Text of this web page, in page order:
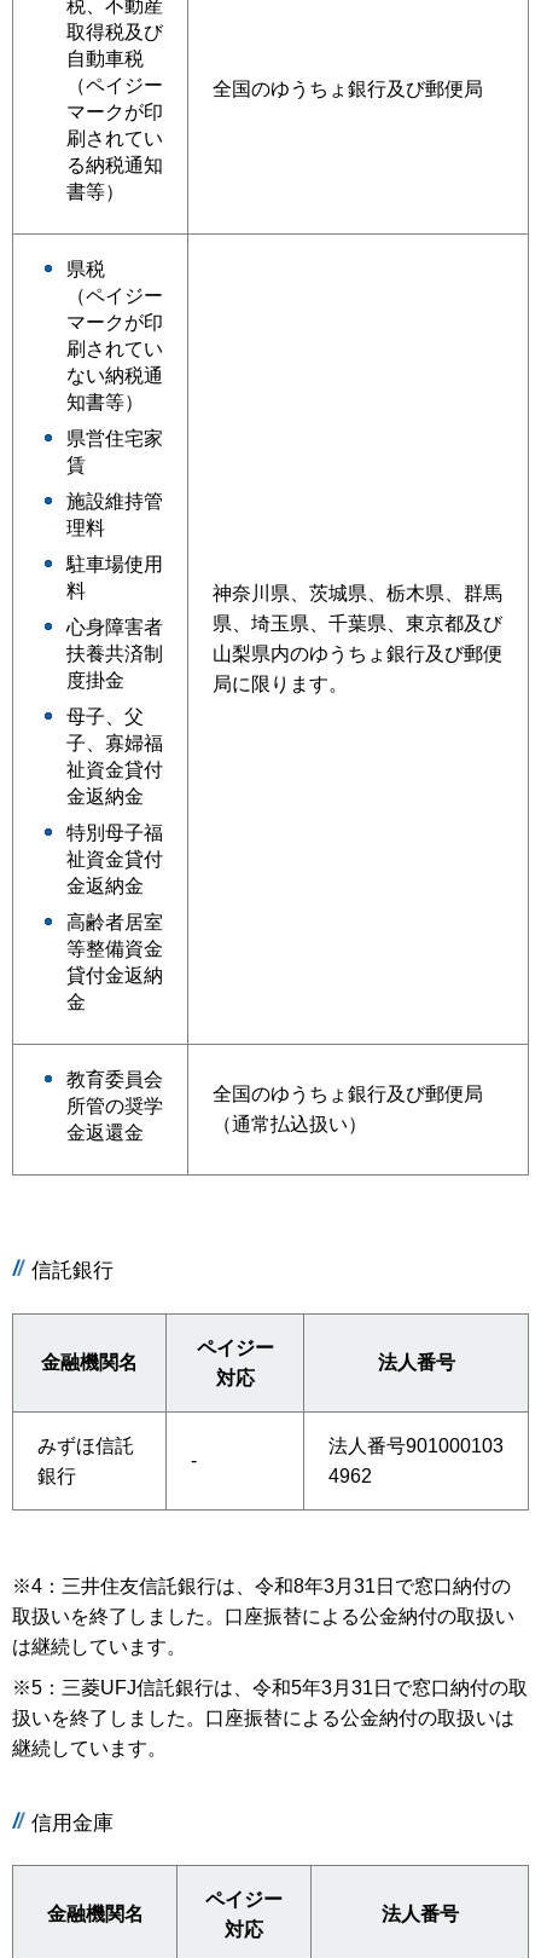
税、不動産
取得税及び
自動車税
（ペイジー
マークが印
刷されてい
る納税通知
書等）
全国のゆうちょ銀行及び郵便局
県税
（ペイジー
マークが印
刷されてい
ない納税通
知書等）
県営住宅家
賃
施設維持管
理料
駐車場使用
料
心身障害者
扶養共済制
度掛金
母子、父
子、寡婦福
祉資金貸付
金返納金
特別母子福
祉資金貸付
金返納金
高齢者居室
等整備資金
貸付金返納
金
神奈川県、茨城県、栃木県、群馬
県、埼玉県、千葉県、東京都及び
山梨県内のゆうちょ銀行及び郵便
局に限ります。
教育委員会
所管の奨学
金返還金
全国のゆうちょ銀行及び郵便局
（通常払込扱い）
信託銀行
金融機関名
ペイジー
対応
法人番号
みずほ信託
銀行
-
法人番号901000103
4962
※4：三井住友信託銀行は、令和8年3月31日で窓口納付の
取扱いを終了しました。口座振替による公金納付の取扱い
は継続しています。
※5：三菱UFJ信託銀行は、令和5年3月31日で窓口納付の取
扱いを終了しました。口座振替による公金納付の取扱いは
継続しています。
信用金庫
金融機関名
ペイジー
対応
法人番号